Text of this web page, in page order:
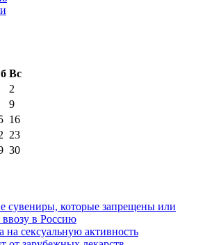
Вс
2
9
16
23
30
сувениры, которые запрещены или
в Россию
на сексуальную активность